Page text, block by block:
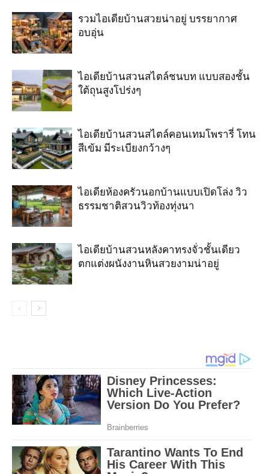
รวมไอเดียบ้านสวยน่าอยู่ บรรยากาศ
อบอุ่น
ไอเดียบ้านสวนสไตล์ชนบท แบบสองชั้น
ใต้ถุนสูงโปร่งๆ
ไอเดียบ้านสวนสไตล์คอนเทมโพรารี่ โทน
สีเข้ม มีระเบียงกว้างๆ
ไอเดียห้องครัวนอกบ้านแบบเปิดโล่ง วิว
ธรรมชาติสวนวิวท้องทุ่งนา
ไอเดียบ้านสวนหลังคาทรงจั่วชั้นเดียว
ตกแต่งผนังงานหินสวยงามน่าอยู่